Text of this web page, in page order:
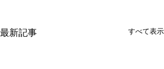
最新記事 すべて表示